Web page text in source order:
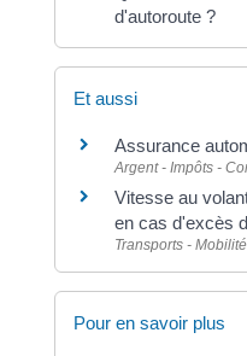
d'autoroute ?
Et aussi
Assurance
Argent - Impôts -
Vitesse au
en cas d'excès
Transports - Mobilité
Pour en savoir plus